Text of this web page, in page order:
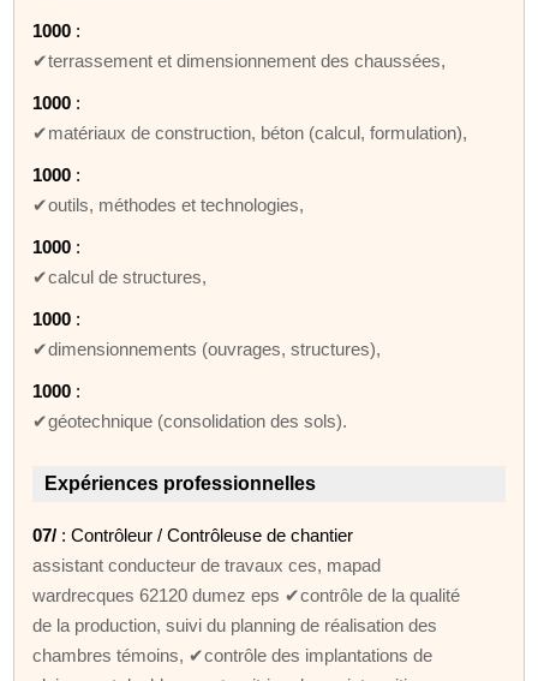
1000 :
✔terrassement et dimensionnement des chaussées,
1000 :
✔matériaux de construction, béton (calcul, formulation),
1000 :
✔outils, méthodes et technologies,
1000 :
✔calcul de structures,
1000 :
✔dimensionnements (ouvrages, structures),
1000 :
✔géotechnique (consolidation des sols).
Expériences professionnelles
07/ : Contrôleur / Contrôleuse de chantier
assistant conducteur de travaux ces, mapad
wardrecques 62120 dumez eps ✔contrôle de la qualité
de la production, suivi du planning de réalisation des
chambres témoins, ✔contrôle des implantations de